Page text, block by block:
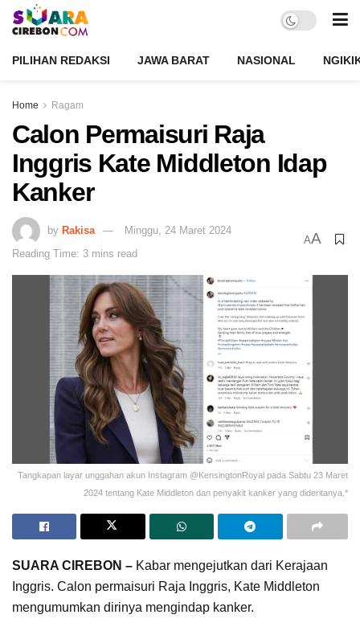
PILIHAN REDAKSI JAWA BARAT NASIONAL
Home Ragam
Calon Permaisuri Raja
Inggris Kate Middleton Idap
Kanker
by Rakisa
Minggu, 24 Maret 2024
Reading Time: 3 mins read
AA
Tangkapan layar unggahan akun Instagram @KensingtonRoyal pada Sabtu 23 Maret
2024 tentang Kate Middleton dan penyakit kanker yang dideritanya.*
SUARA CIREBON – Kabar mengejutkan dari Kerajaan
Inggris. Calon permaisuri Raja Inggris, Kate Middleton
mengumumkan dirinya mengindap kanker.